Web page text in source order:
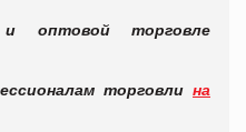
оптовой торговле
торговли на